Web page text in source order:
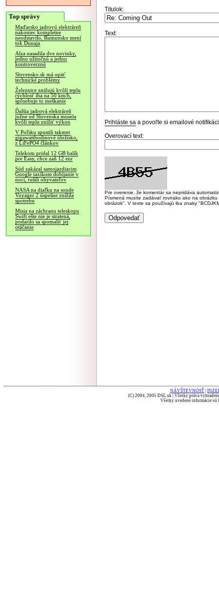
Top správy
Maďarsko jadrovú elektráreň
nakoniec kompletne
neodstavilo, Rumunsko mení
tok Dunaja
Alza nasadila dve novinky,
jednu užitočnú a jednu
kontroverznú
Slovensko.sk má opäť
technické problémy
Železnice znižujú kvôli teplu
rýchlosť iba na 50 km/h,
spôsobuje to meškanie
Ďalšia jadrová elektráreň
južne od Slovenska musela
kvôli teplu znížiť výkon
V Poľsku spustili takmer
gigawatthodinové úložisko,
z LiFePO4 článkov
Telekom pridal 12 GB balík
pre Easy, chce zaň 12 eur
Súd zakázal samojazdiacim
Google taxíkom dobíjanie v
noci, rušili obyvateľov
NASA na diaľku na sonde
Voyager 2 úspešne znížila
spotrebu
Misia na záchranu teleskopu
Swift ešte nie je stratená,
podarilo sa spomaliť jej
otáčanie
Titulok:
Text:
Prihláste sa a povoľte si emailové
Overovací text:
Pre overenie, že komentár sa nepridáva
Písmená musíte zadávať rovnako ako na
obrázok". V texte sa používajú iba znaky
NÁVŠTEVNOSŤ
(C) 2004, 2005 DSL.sk | Všetky práva
Všetky uvedené informácie sú